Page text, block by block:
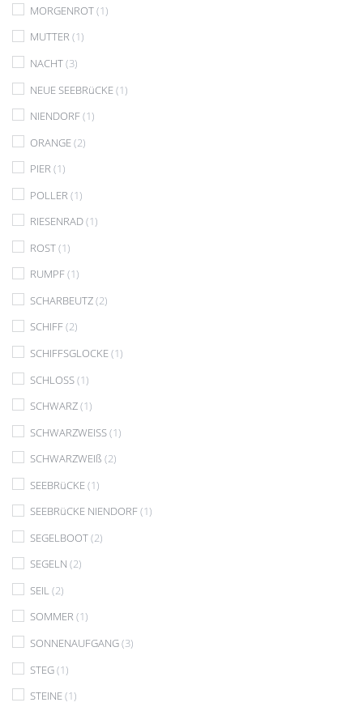
MORGENROT(1)
MUTTER(1)
NACHT(3)
NEUE SEEBRüCKE(1)
NIENDORF(1)
ORANGE(2)
PIER(1)
POLLER (1)
RIESENRAD(1)
ROST(1)
RUMPF(1)
SCHARBEUTZ(2)
SCHIFF(2)
SCHIFFSGLOCKE(1)
SCHLOSS(1)
SCHWARZ(1)
SCHWARZWEISS(1)
SCHWARZWEIß (2)
SEEBRüCKE(1)
SEEBRüCKE NIENDORF(1)
SEGELBOOT(2)
SEGELN (2)
SEIL (2)
SOMMER(1)
SONNENAUFGANG(3)
STEG(1)
STEINE(1)